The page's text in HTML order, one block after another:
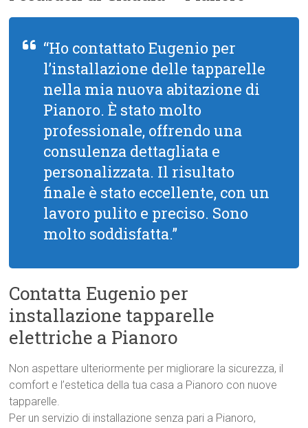
“Ho contattato Eugenio per
l’installazione delle tapparelle
nella mia nuova abitazione di
Pianoro. È stato molto
professionale, offrendo una
consulenza dettagliata e
personalizzata. Il risultato
finale è stato eccellente, con un
lavoro pulito e preciso. Sono
molto soddisfatta.”
Contatta Eugenio per
installazione tapparelle
elettriche a Pianoro
Non aspettare ulteriormente per migliorare la sicurezza, il
comfort e l’estetica della tua casa a Pianoro con nuove
tapparelle.
Per un servizio di installazione senza pari a Pianoro,